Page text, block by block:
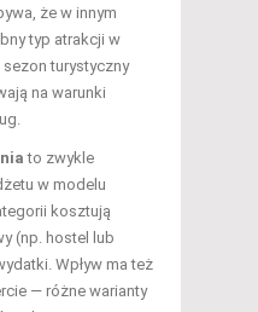
że w innym
typ atrakcji w
turystyczny
na warunki
to zwykle
w modelu
kosztują
(np. hostel lub
Wpływ ma też
— różne warianty